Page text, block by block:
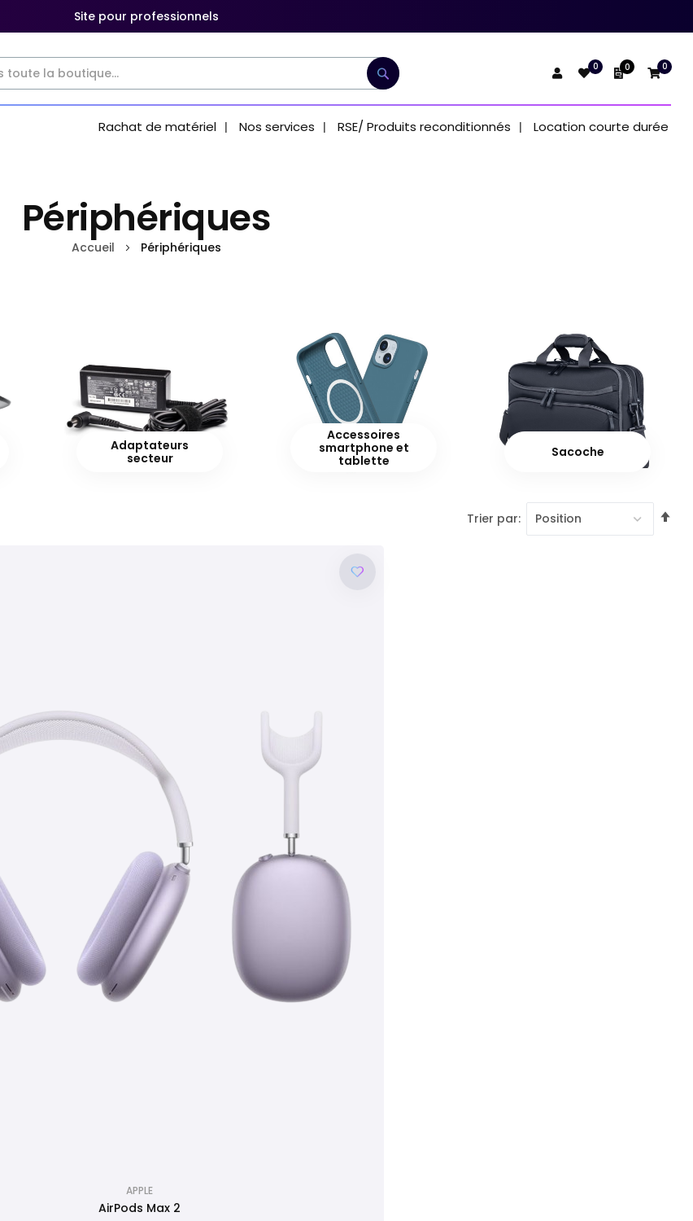
Site pour professionnels
Rechercher
0 Mon devis
0 0
Rachat de matériel Nos services RSE/ Produits reconditionnés Location courte durée
Périphériques
Accueil Périphériques
Adaptateurs
secteur
Accessoires
smartphone et
tablette
Sacoche
Trier par
APPLE
AirPods Max 2